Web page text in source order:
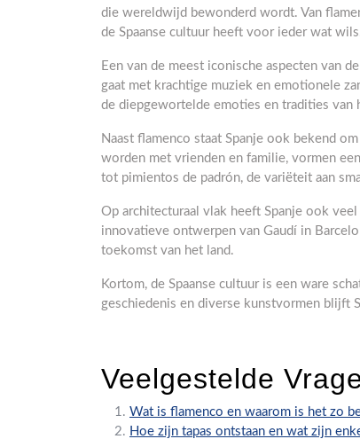
die wereldwijd bewonderd wordt. Van
de Spaanse cultuur heeft voor ieder wat
Een van de meest iconische aspecten van
gaat met krachtige muziek en emotionele
de diepgewortelde emoties en tradities van
Naast flamenco staat Spanje ook bekend
worden met vrienden en familie, vormen
tot pimientos de padrón, de variëteit aan
Op architecturaal vlak heeft Spanje ook
innovatieve ontwerpen van Gaudí in
toekomst van het land.
Kortom, de Spaanse cultuur is een ware
geschiedenis en diverse kunstvormen blijft
Veelgestelde
Wat is flamenco en waarom is het zo
Hoe zijn tapas ontstaan en wat zijn